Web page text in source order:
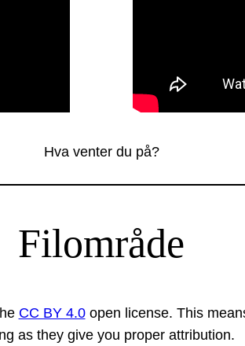
Hva venter du på?
Filområde
CC BY 4.0open license. This
as they give you proper attribution.